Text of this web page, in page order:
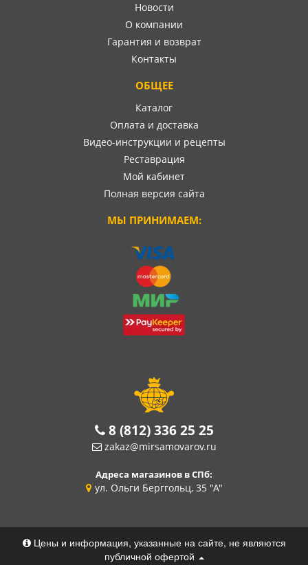
Новости
О компании
Гарантия и возврат
Контакты
ОБЩЕЕ
Каталог
Оплата и доставка
Видео-инструкции и рецепты
Реставрация
Мой кабинет
Полная версия сайта
МЫ ПРИНИМАЕМ:
8 (812) 336 25 25
zakaz@mirsamovarov.ru
Адреса магазинов в СПб:
ул. Ольги Берггольц, 35 "А"
Цены и информация, указанные на сайте, не являются
публичной офертой